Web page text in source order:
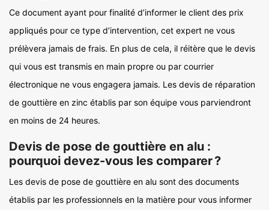
Ce document ayant pour finalité d’informer le client des prix
appliqués pour ce type d’intervention, cet expert ne vous
prélèvera jamais de frais. En plus de cela, il réitère que le devis
qui vous est transmis en main propre ou par courrier
électronique ne vous engagera jamais. Les devis de réparation
de gouttière en zinc établis par son équipe vous parviendront
en moins de 24 heures.
Devis de pose de gouttière en alu :
pourquoi devez-vous les comparer ?
Les devis de pose de gouttière en alu sont des documents
établis par les professionnels en la matière pour vous informer